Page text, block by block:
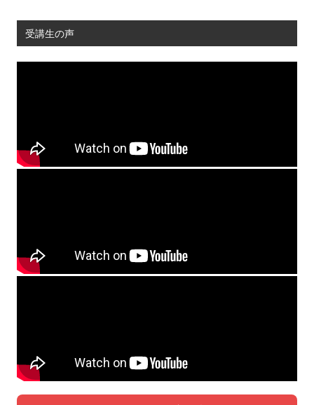
受講生の声